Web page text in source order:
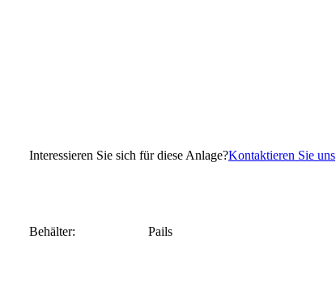
Interessieren Sie sich für diese Anlage?Kontaktieren Sie uns
Behälter: Pails